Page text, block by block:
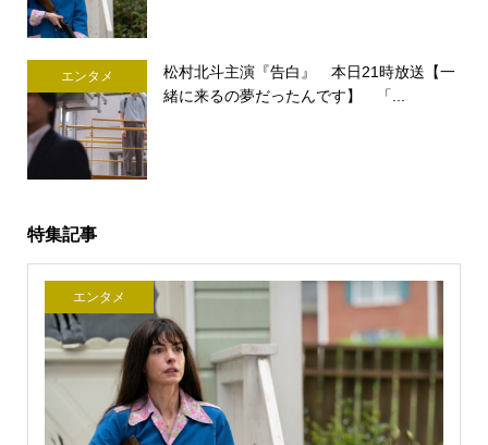
エンタメ
松村北斗主演『告白』 本日21時放送【一
緒に来るの夢だったんです】 「...
特集記事
エンタメ